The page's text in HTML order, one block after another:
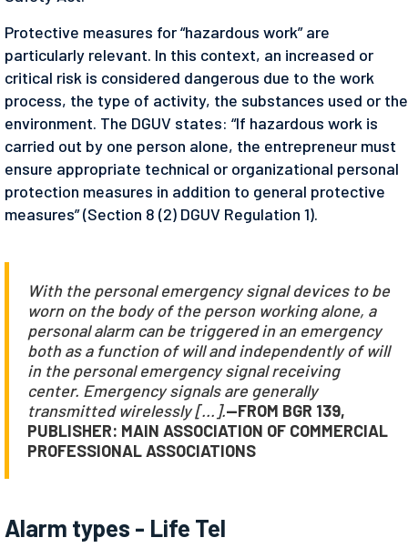
Protective measures for “hazardous work” are
particularly relevant. In this context, an increased or
critical risk is considered dangerous due to the work
process, the type of activity, the substances used or the
environment. The DGUV states: “If hazardous work is
carried out by one person alone, the entrepreneur must
ensure appropriate technical or organizational personal
protection measures in addition to general protective
measures” (Section 8 (2) DGUV Regulation 1).
With the personal emergency signal devices to be
worn on the body of the person working alone, a
personal alarm can be triggered in an emergency
both as a function of will and independently of will
in the personal emergency signal receiving
center. Emergency signals are generally
transmitted wirelessly [...].—FROM BGR 139,
PUBLISHER: MAIN ASSOCIATION OF COMMERCIAL
PROFESSIONAL ASSOCIATIONS
Alarm types - Life Tel